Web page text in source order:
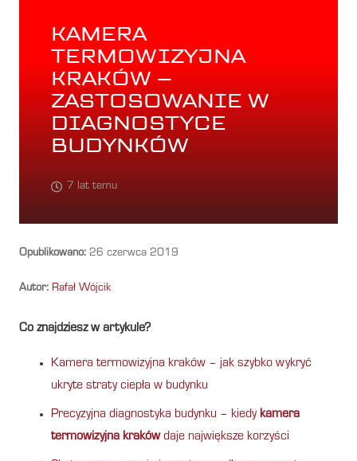
KAMERA
TERMOWIZYJNA
KRAKÓW –
ZASTOSOWANIE W
DIAGNOSTYCE
BUDYNKÓW
7 lat temu
Opublikowano: 26 czerwca 2019
Autor: Rafał Wójcik
Co znajdziesz w artykule?
Kamera termowizyjna kraków – jak szybko wykryć
ukryte straty ciepła w budynku
Precyzyjna diagnostyka budynku – kiedy kamera
termowizyjna krakówdaje największe korzyści